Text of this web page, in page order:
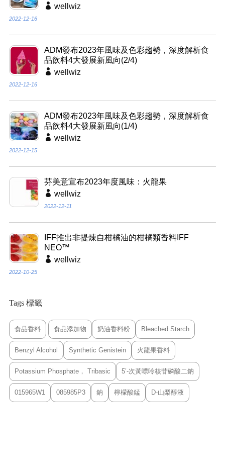
wellwiz
2022-12-16
ADM發布2023年風味及色彩趨勢，深度解析食
品飲料4大發展新風向(2/4)
wellwiz
2022-12-16
ADM發布2023年風味及色彩趨勢，深度解析食
品飲料4大發展新風向(1/4)
wellwiz
2022-12-15
芬美意宣布2023年度風味：火龍果
wellwiz
2022-12-11
IFF推出非提煉自柑橘油的柑橘類香料IFF
NEO™
wellwiz
2022-10-25
Tags 標籤
食品香料 食品添加物 奶油香料粉 Bleached Starch
Benzyl Alcohol Synthetic Genistein 火龍果香料
Potassium Phosphate， Tribasic 5’-次黃嘌呤核苷磷酸二鈉
015965W1 085985P3 鈉 檸檬酸錳 D-山梨醇液